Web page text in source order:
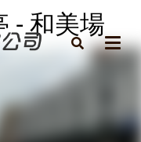
- 和美場